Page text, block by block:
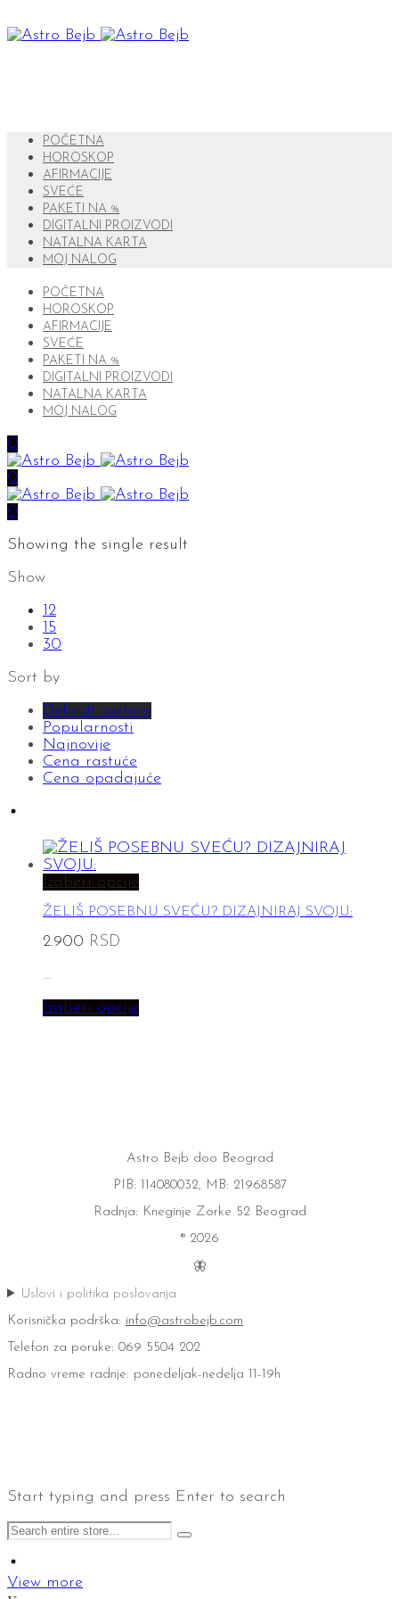
POČETNA
HOROSKOP
AFIRMACIJE
SVEĆE
PAKETI NA %
DIGITALNI PROIZVODI
NATALNA KARTA
MOJ NALOG
POČETNA
HOROSKOP
AFIRMACIJE
SVEĆE
PAKETI NA %
DIGITALNI PROIZVODI
NATALNA KARTA
MOJ NALOG
0
0
0
Showing the single result
Show
12
15
30
Sort by
Default sorting
Popularnosti
Najnovije
Cena rastuće
Cena opadajuće
Izaberi opcije
ŽELIŠ POSEBNU SVEĆU? DIZAJNIRAJ SVOJU:
2.900 RSD
…
Izaberi opcije
Astro Bejb doo Beograd
PIB: 114080032, MB: 21968587
Radnja: Kneginje Zorke 52 Beograd
® 2026
🦋
Uslovi i politika poslovanja
Korisnička podrška: info@astrobejb.com
Telefon za poruke: 069 5504 202
Radno vreme radnje: ponedeljak-nedelja 11-19h
Start typing and press Enter to search
View more